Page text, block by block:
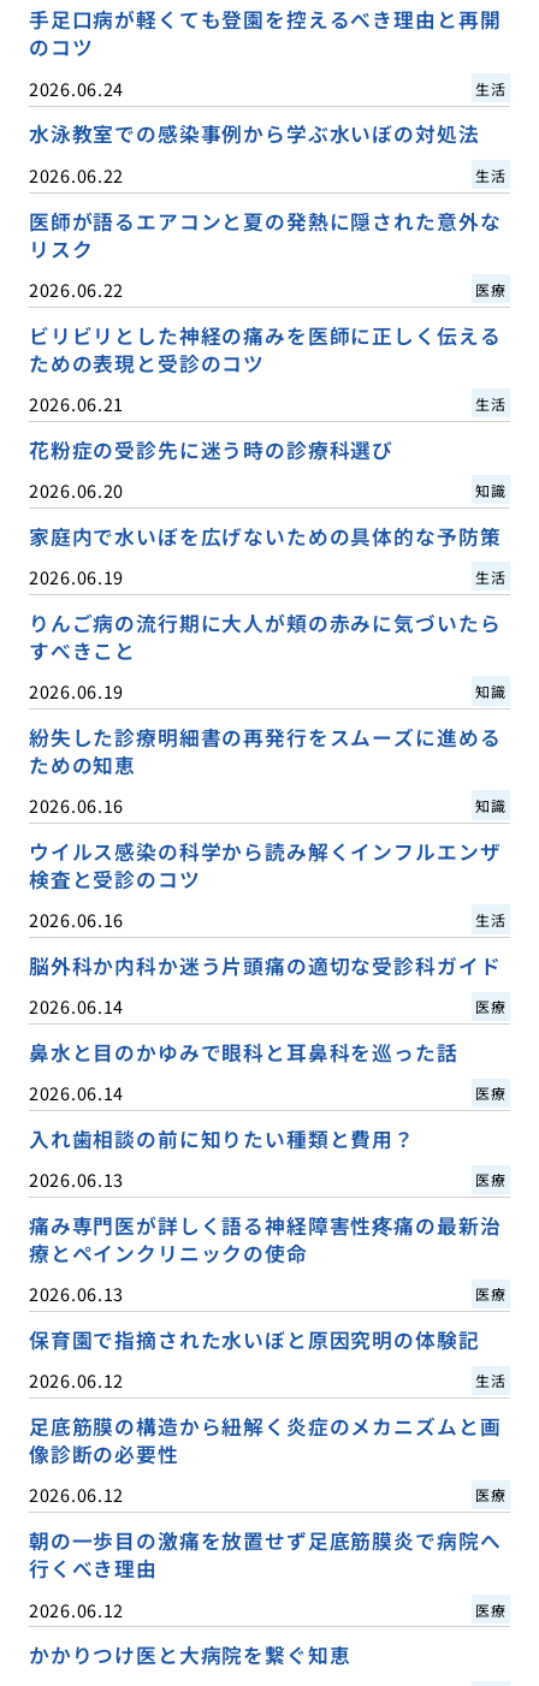
手足口病が軽くても登園を控えるべき理由と再開
のコツ
2026.06.24 生活
水泳教室での感染事例から学ぶ水いぼの対処法
2026.06.22 生活
医師が語るエアコンと夏の発熱に隠された意外な
リスク
2026.06.22 医療
ビリビリとした神経の痛みを医師に正しく伝える
ための表現と受診のコツ
2026.06.21 生活
花粉症の受診先に迷う時の診療科選び
2026.06.20 知識
家庭内で水いぼを広げないための具体的な予防策
2026.06.19 生活
りんご病の流行期に大人が頬の赤みに気づいたら
すべきこと
2026.06.19 知識
紛失した診療明細書の再発行をスムーズに進める
ための知恵
2026.06.16 知識
ウイルス感染の科学から読み解くインフルエンザ
検査と受診のコツ
2026.06.16 生活
脳外科か内科か迷う片頭痛の適切な受診科ガイド
2026.06.14 医療
鼻水と目のかゆみで眼科と耳鼻科を巡った話
2026.06.14 医療
入れ歯相談の前に知りたい種類と費用？
2026.06.13 医療
痛み専門医が詳しく語る神経障害性疼痛の最新治
療とペインクリニックの使命
2026.06.13 医療
保育園で指摘された水いぼと原因究明の体験記
2026.06.12 生活
足底筋膜の構造から紐解く炎症のメカニズムと画
像診断の必要性
2026.06.12 医療
朝の一歩目の激痛を放置せず足底筋膜炎で病院へ
行くべき理由
2026.06.12 医療
かかりつけ医と大病院を繋ぐ知恵